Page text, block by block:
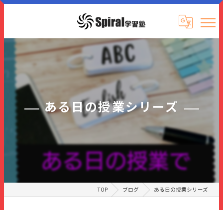
ある日の授業シリーズ
TOP ブログ ある日の授業シリーズ